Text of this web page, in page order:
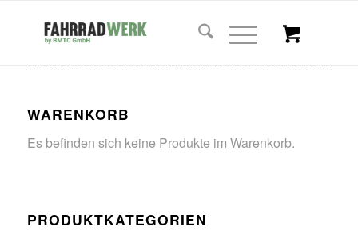
WARENKORB
Es befinden sich keine Produkte im Warenkorb.
PRODUKTKATEGORIEN